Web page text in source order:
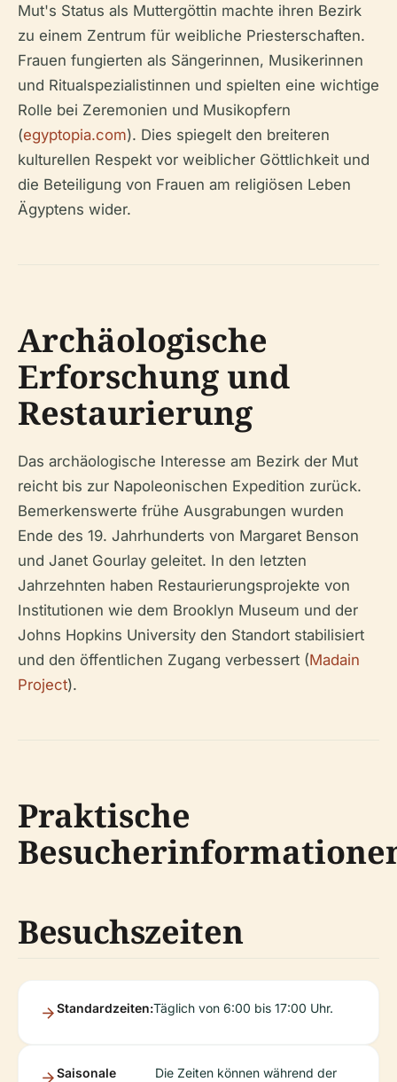
Mut's Status als Muttergöttin machte ihren Bezirk
zu einem Zentrum für weibliche Priesterschaften.
Frauen fungierten als Sängerinnen, Musikerinnen
und Ritualspezialistinnen und spielten eine wichtige
Rolle bei Zeremonien und Musikopfern
(egyptopia.com). Dies spiegelt den breiteren
kulturellen Respekt vor weiblicher Göttlichkeit und
die Beteiligung von Frauen am religiösen Leben
Ägyptens wider.
Archäologische
Erforschung und
Restaurierung
Das archäologische Interesse am Bezirk der Mut
reicht bis zur Napoleonischen Expedition zurück.
Bemerkenswerte frühe Ausgrabungen wurden
Ende des 19. Jahrhunderts von Margaret Benson
und Janet Gourlay geleitet. In den letzten
Jahrzehnten haben Restaurierungsprojekte von
Institutionen wie dem Brooklyn Museum und der
Johns Hopkins University den Standort stabilisiert
und den öffentlichen Zugang verbessert (Madain
Project).
Praktische
Besuchszeiten
Standardzeiten:Täglich von 6:00 bis 17:00 Uhr.
Saisonale
Die Zeiten können während der